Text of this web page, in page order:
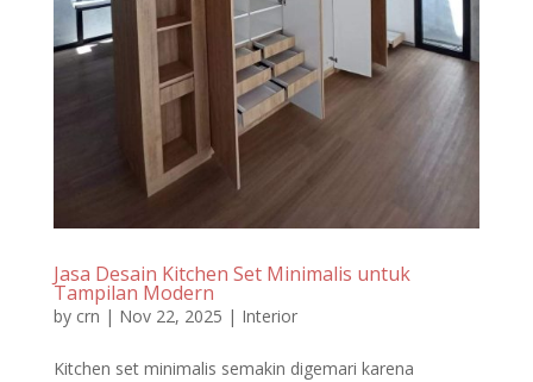
Jasa Desain Kitchen Set Minimalis untuk
Tampilan Modern
by crn | Nov 22, 2025 | Interior
Kitchen set minimalis semakin digemari karena